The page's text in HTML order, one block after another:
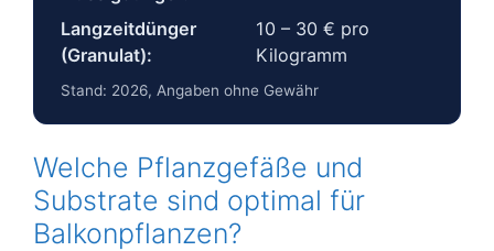
Langzeitdünger
(Granulat):
10 – 30 € pro
Kilogramm
Stand: 2026, Angaben ohne Gewähr
Welche Pflanzgefäße und
Substrate sind optimal für
Balkonpflanzen?